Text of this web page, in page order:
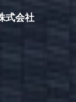
式会社